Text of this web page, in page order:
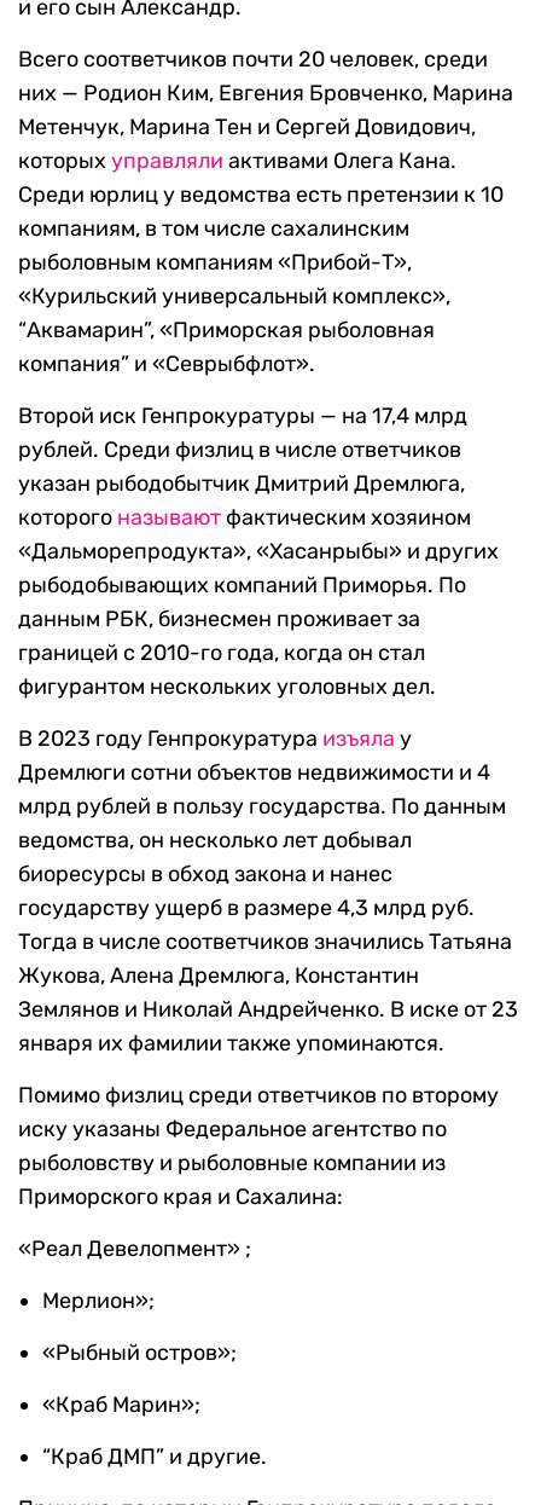
и его сын Александр.
Всего соответчиков почти 20 человек, среди
них — Родион Ким, Евгения Бровченко, Марина
Метенчук, Марина Тен и Сергей Довидович,
которых управляли активами Олега Кана.
Среди юрлиц у ведомства есть претензии к 10
компаниям, в том числе сахалинским
рыболовным компаниям «Прибой-Т»,
«Курильский универсальный комплекс»,
“Аквамарин”, «Приморская рыболовная
компания” и «Севрыбфлот».
Второй иск Генпрокуратуры — на 17,4 млрд
рублей. Среди физлиц в числе ответчиков
указан рыбодобытчик Дмитрий Дремлюга,
которого называют фактическим хозяином
«Дальморепродукта», «Хасанрыбы» и других
рыбодобывающих компаний Приморья. По
данным РБК, бизнесмен проживает за
границей с 2010-го года, когда он стал
фигурантом нескольких уголовных дел.
В 2023 году Генпрокуратура изъяла у
Дремлюги сотни объектов недвижимости и 4
млрд рублей в пользу государства. По данным
ведомства, он несколько лет добывал
биоресурсы в обход закона и нанес
государству ущерб в размере 4,3 млрд руб.
Тогда в числе соответчиков значились Татьяна
Жукова, Алена Дремлюга, Константин
Землянов и Николай Андрейченко. В иске от 23
января их фамилии также упоминаются.
Помимо физлиц среди ответчиков по второму
иску указаны Федеральное агентство по
рыболовству и рыболовные компании из
Приморского края и Сахалина:
«Реал Девелопмент» ;
Мерлион»;
«Рыбный остров»;
«Краб Марин»;
“Краб ДМП” и другие.